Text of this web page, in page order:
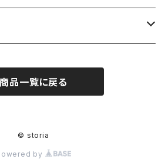
晶）
虹入り水晶）
商品一覧に戻る
© storia
by